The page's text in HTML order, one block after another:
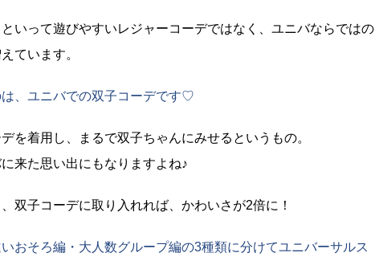
いって遊びやすいレジャーコーデではなく、ユニバならではの
ています。
、ユニバでの双子コーデです♡
を着用し、まるで双子ちゃんにみせるというもの。
来た思い出にもなりますよね♪
双子コーデに取り入れれば、かわいさが2倍に！
おそろ編・大人数グループ編の3種類に分けてユニバーサルス